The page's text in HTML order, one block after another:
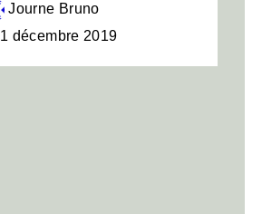
Journe Bruno
1 décembre 2019